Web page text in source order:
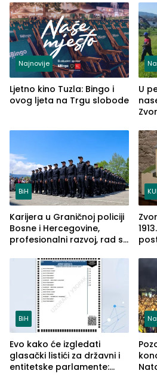
(FOTO)
Najnovije
Ljetno kino Tuzla: Bingo i
ovog ljeta na Trgu slobode
U
BiH
Karijera u Graničnoj policiji
Bosne i Hercegovine,
profesionalni razvoj, rad sa
služba građanima
BiH
Evo kako će izgledati
glasački listići za državni i
entitetske parlamente: